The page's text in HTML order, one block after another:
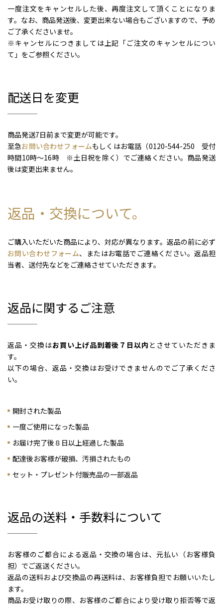
一度注文をキャンセルした後、再度注文して頂くことになりま
す。なお、商品発送後、変更出来ない場合もございますので、予め
ご了承くださいませ。
※キャンセルにつきましては上記「ご注文のキャンセルについ
て」をご参照ください。
配送日を変更
商品発送7日前まで変更が可能です。
至急お問い合わせフォームもしくはお電話（0120-544-250 受付
時間10時～16時 ※土日祝を除く）でご連絡ください。商品発送
後は変更出来ません。
返品・交換について。
ご購入いただいた商品により、対応が異なります。返品の前に必ず
お問い合わせフォーム、またはお電話でご連絡ください。返品担
当者、送付先などをご連絡させていただきます。
返品に関するご注意
返品・交換はお買い上げ品到着後７日以内 とさせていただきま
す。
以下の場合、返品・交換はお受けできませんのでご了承くださ
い。
開封された製品
一度ご使用になった製品
お届け完了後８日以上経過した製品
配達後お客様が破損、汚損されたもの
セット・プレゼント付販売品の一部返品
返品の送料・手数料について
お客様のご都合による返品・交換の場合は、元払い（お客様負
担）でご返送ください。
返品の送料および交換品の再送料は、お客様負担でお願いいたし
ます。
商品お受け取りの際、お客様のご都合により受け取り拒否等で返